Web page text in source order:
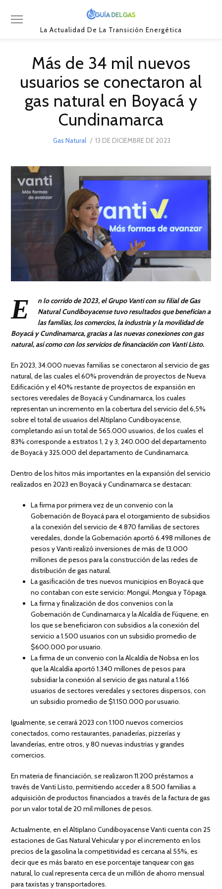
La Actualidad De La Transición Energética
Más de 34 mil nuevos
usuarios se conectaron al
gas natural en Boyacá y
Cundinamarca
Gas Natural
POSTED
13 DE DICIEMBRE DE 2023
E
n lo corrido de 2023, el Grupo Vanti con su filial de Gas
Natural Cundiboyacense tuvo resultados que benefician a
las familias, los comercios, la industria y la movilidad de
Boyacá y Cundinamarca, gracias a las nuevas conexiones con gas
natural, así como con los servicios de financiación con Vanti Listo.
En 2023, 34.000 nuevas familias se conectaron al servicio de gas
natural, de las cuales el 60% provendrán de proyectos de Nueva
Edificación y el 40% restante de proyectos de expansión en
sectores veredales de Boyacá y Cundinamarca, los cuales
representan un incremento en la cobertura del servicio del 6,5%
sobre el total de usuarios del Altiplano Cundiboyacense,
completando así un total de 565.000 usuarios, de los cuales el
83% corresponde a estratos 1, 2 y 3, 240.000 del departamento
de Boyacá y 325.000 del departamento de Cundinamarca.
Dentro de los hitos más importantes en la expansión del servicio
realizados en 2023 en Boyacá y Cundinamarca se destacan:
La firma por primera vez de un convenio con la
Gobernación de Boyacá para el otorgamiento de subsidios
a la conexión del servicio de 4.870 familias de sectores
veredales, donde la Gobernación aportó 6.498 millones de
pesos y Vanti realizó inversiones de más de 13.000
millones de pesos para la construcción de las redes de
distribución de gas natural.
La gasificación de tres nuevos municipios en Boyacá que
no contaban con este servicio: Monguí, Mongua y Tópaga.
La firma y finalización de dos convenios con la
Gobernación de Cundinamarca y la Alcaldía de Fúquene, en
los que se beneficiaron con subsidios a la conexión del
servicio a 1.500 usuarios con un subsidio promedio de
$600.000 por usuario.
La firma de un convenio con la Alcaldía de Nobsa en los
que la Alcaldía aportó 1.340 millones de pesos para
subsidiar la conexión al servicio de gas natural a 1.166
usuarios de sectores veredales y sectores dispersos, con
un subsidio promedio de $1.150.000 por usuario.
Igualmente, se cerrará 2023 con 1.100 nuevos comercios
conectados, como restaurantes, panaderías, pizzerías y
lavanderías, entre otros, y 80 nuevas industrias y grandes
comercios.
En materia de financiación, se realizaron 11.200 préstamos a
través de Vanti Listo, permitiendo acceder a 8.500 familias a
adquisición de productos financiados a través de la factura de gas
por un valor total de 20 mil millones de pesos.
Actualmente, en el Altiplano Cundiboyacense Vanti cuenta con 25
estaciones de Gas Natural Vehicular y por el incremento en los
precios de la gasolina la competitividad es cercana al 55%, es
decir que es más barato en ese porcentaje tanquear con gas
natural, lo cual representa cerca de un millón de ahorro mensual
para taxistas y transportadores.